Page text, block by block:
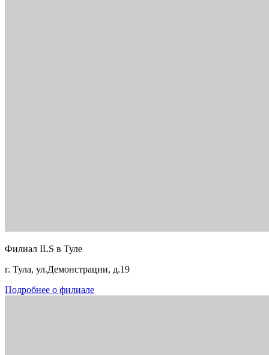
Филиал ILS в Туле
г. Тула, ул.Демонстрации, д.19
Подробнее о филиале